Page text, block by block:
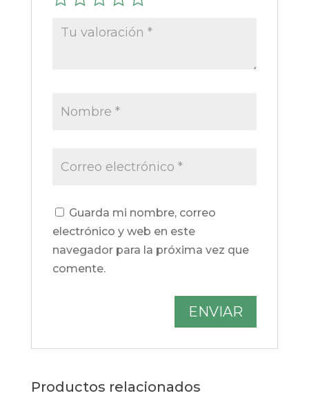
Guarda mi nombre, correo
electrónico y web en este
navegador para la próxima vez que
comente.
Productos relacionados